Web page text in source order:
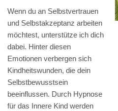
Wenn du an Selbstvertrauen
und Selbstakzeptanz arbeiten
möchtest, unterstütze ich dich
dabei. Hinter diesen
Emotionen verbergen sich
Kindheitswunden, die dein
Selbstbewusstsein
beeinflussen. Durch Hypnose
für das Innere Kind werden